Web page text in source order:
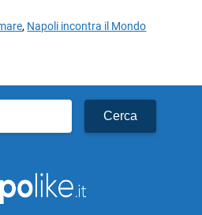
, Napoli incontra il Mondo